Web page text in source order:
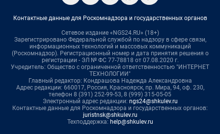
Контактные данные для Роскомнадзора и государственных органов
Сетевое издание «NGS24.RU» (18+)
Зарегистрировано Федеральной службой по надзору в сфере связи,
информационных технологий и массовых коммуникаций
(Роскомнадзор). Регистрационный номер и дата принятия решения о
регистрации - ЭЛ № ФС 77-78818 от 07.08.2020 г.
Учредитель: Общество с ограниченной ответственностью "ИНТЕРНЕТ
ТЕХНОЛОГИИ"
Главный редактор: Кондрашова Надежда Александровна
Адрес редакции: 660017, Россия, Красноярск, пр. Мира, 94, оф. 230,
телефон 8 (391) 252-99-53, 8 (999) 315-05-05
Электронный адрес редакции: ngs24@shkulev.ru
Контактные данные для Роскомнадзора и государственных органов:
juristnsk@shkulev.ru
Техподдержка: help@shkulev.ru